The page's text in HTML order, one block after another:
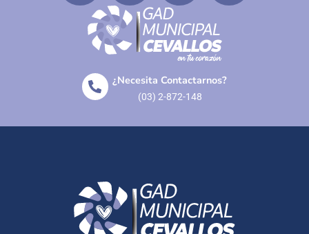
¿Necesita Contactarnos?
(03) 2-872-148